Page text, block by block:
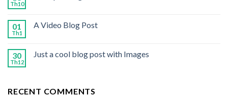
Th10
01
Th1
A Video Blog Post
30
Th12
Just a cool blog post with Images
RECENT COMMENTS